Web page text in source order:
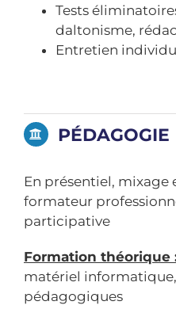
Tests
daltonisme,
Entretien
PÉDAGOGIE
En présentiel, mixage
formateur
participative
Formation théorique
matériel
pédagogiques